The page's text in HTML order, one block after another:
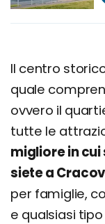
Il centro
quale
ovvero il
tutte le
migliore in
siete a
per famiglie,
e qualsiasi